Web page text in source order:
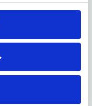
101 €
no107 €